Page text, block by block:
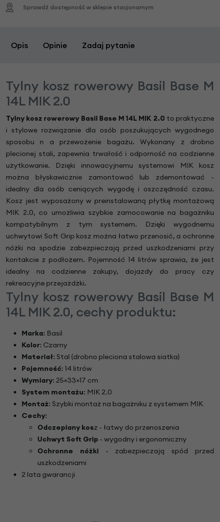
Sprawdź dostępność w sklepie stacjonarnym
Opis Opinie Zadaj pytanie
Tylny kosz rowerowy Basil Base M
14L MIK 2.0
Tylny kosz rowerowy Basil Base M 14L MIK 2.0 to praktyczne
i stylowe rozwiązanie dla osób poszukujących wygodnego
sposobu n a przewożenie bagażu. Wykonany z drobno
plecionej stali, zapewnia trwałość i odporność na codzienne
użytkowanie. Dzięki innowacyjnemu systemowi MIK kosz
można błyskawicznie zamontować lub zdemontować -
idealny dla osób ceniących wygodę i oszczędność czasu.
Kosz jest wyposażony w preinstalowaną płytkę montażową
MIK 2.0, co umożliwia szybkie zamocowanie na bagażniku
kompatybilnym z tym systemem. Dzięki wygodnemu
uchwytowi Soft Grip kosz można łatwo przenosić, a ochronne
nóżki na spodzie zabezpieczają przed uszkodzeniami przy
kontakcie z podłożem. Pojemność 14 litrów sprawia, że jest
idealny na codzienne zakupy, dojazdy do pracy czy
rekreacyjne przejażdżki.
Tylny kosz rowerowy Basil Base M
14L MIK 2.0, cechy produktu:
Marka: Basil
Kolor: Czarny
Materiał: Stal (drobno pleciona stalowa siatka)
Pojemność: 14 litrów
Wymiary: 25×33×17 cm
System montażu: MIK 2.0
Montaż: Szybki montaż na bagażniku z systemem MIK
Cechy:
Odczepiany kosz - łatwy do przenoszenia
Uchwyt Soft Grip - wygodny i ergonomiczny
Ochronne nóżki - zabezpieczają spód przed
uszkodzeniami
2 lata gwarancji